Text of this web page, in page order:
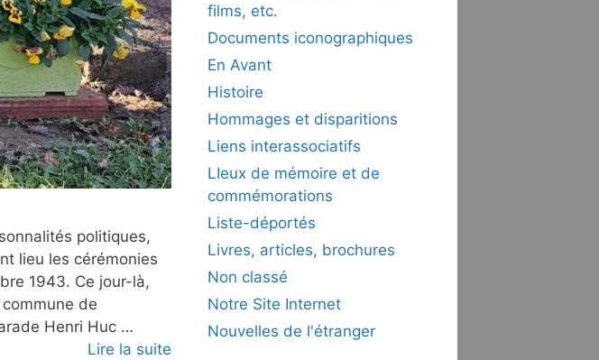
politiques,
lieu les cérémonies
1943. Ce jour-là,
de
Henri Huc …
Lire la suite
films, etc.
Documents iconographiques
En Avant
Histoire
Hommages et disparitions
Liens interassociatifs
LIeux de mémoire et de
commémorations
Liste-déportés
Livres, articles, brochures
Non classé
Notre Site Internet
Nouvelles de l'étranger